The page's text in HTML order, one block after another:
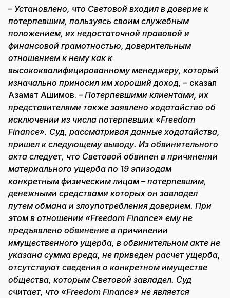
– Установлено, что Световой входил в доверие к
потерпевшим, пользуясь своим служебным
положением, их недостаточной правовой и
финансовой грамотностью, доверительным
отношением к нему как к
высококвалифицированному менеджеру, который
изначально приносил им хороший доход, – сказал
Азамат Ашимов. – Потерпевшими клиентами, их
представителями также заявлено ходатайство об
исключении из числа потерпевших «Freedom
Finance». Суд, рассматривая данные ходатайства,
пришел к следующему выводу. Из обвинительного
акта следует, что Световой обвинен в причинении
материального ущерба по 19 эпизодам
конкретным физическим лицам – потерпевшим,
денежными средствами которых он завладел
путем обмана и злоупотребления доверием. При
этом в отношении «Freedom Finance» ему не
предъявлено обвинение в причинении
имущественного ущерба, в обвинительном акте не
указана сумма вреда, не приведен расчет ущерба,
отсутствуют сведения о конкретном имуществе
общества, которым Световой завладел. Суд
считает, что «Freedom Finance» не является